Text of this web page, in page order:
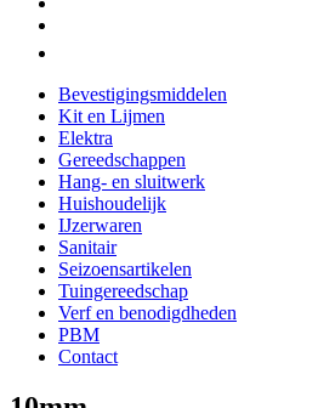
Bevestigingsmiddelen
Kit en Lijmen
Elektra
Gereedschappen
Hang- en sluitwerk
Huishoudelijk
IJzerwaren
Sanitair
Seizoensartikelen
Tuingereedschap
Verf en benodigdheden
PBM
Contact